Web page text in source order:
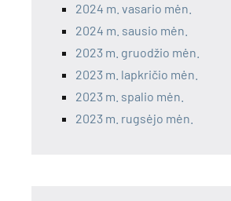
2024 m. vasario mėn.
2024 m. sausio mėn.
2023 m. gruodžio mėn.
2023 m. lapkričio mėn.
2023 m. spalio mėn.
2023 m. rugsėjo mėn.